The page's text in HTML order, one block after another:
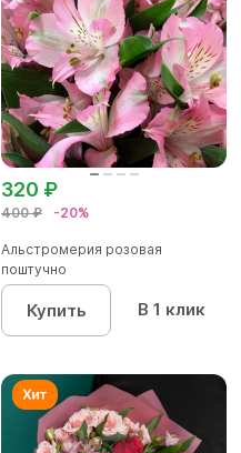
400 ₽ -20%
320 ₽
Альстромерия розовая
поштучно
Купить В 1 клик